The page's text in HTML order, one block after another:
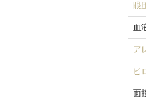
眼
血
ア
ピ
面